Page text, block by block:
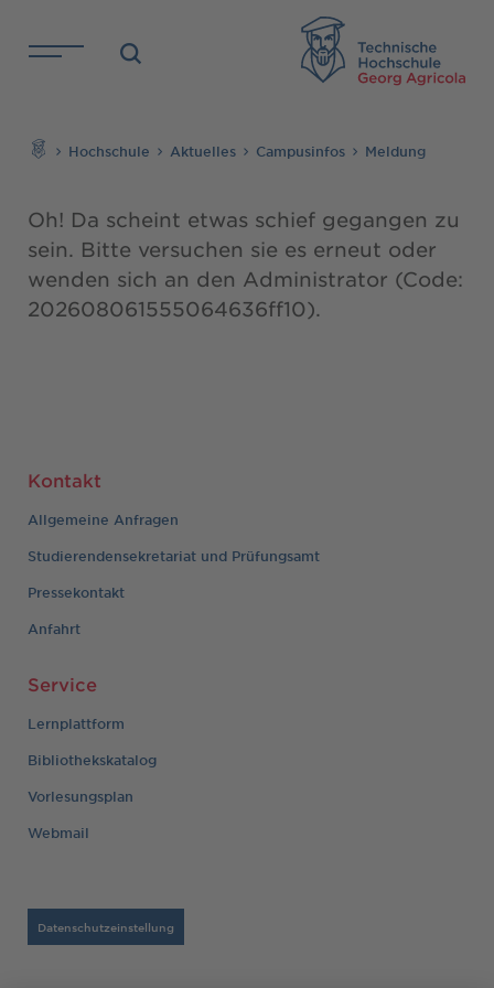
Direkt zu den Inhalten springen
Hochschule Aktuelles Campusinfos Meldung
Oh! Da scheint etwas schief gegangen zu
sein. Bitte versuchen sie es erneut oder
wenden sich an den Administrator (Code:
202608061555064636ff10).
Kontakt
Allgemeine Anfragen
Studierendensekretariat und Prüfungsamt
Pressekontakt
Anfahrt
Service
Lernplattform
Bibliothekskatalog
Vorlesungsplan
Webmail
Datenschutzeinstellung